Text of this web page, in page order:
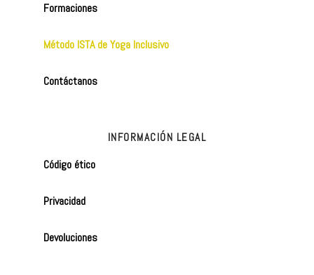
Formaciones
Método ISTA de Yoga Inclusivo
Contáctanos
INFORMACIÓN LEGAL
Código ético
Privacidad
Devoluciones